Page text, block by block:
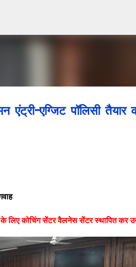
एग्जिट पॉलिसी तैयार
के लिए कोचिंग सेंटर वैलनेस सेंटर स्थापित कर